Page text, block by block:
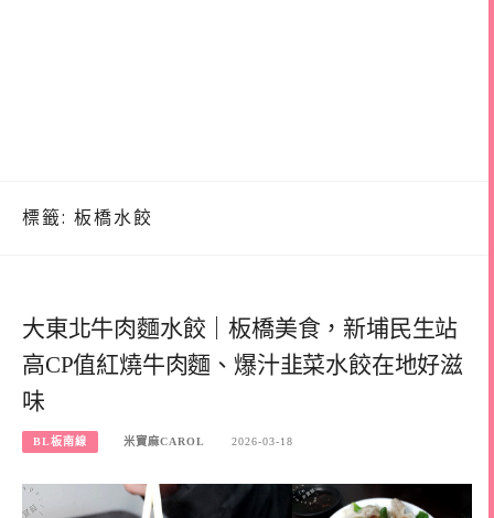
標籤: 板橋水餃
大東北牛肉麵水餃｜板橋美食，新埔民生站
高CP值紅燒牛肉麵、爆汁韭菜水餃在地好滋
味
BL板南線 米寶麻CAROL 2026-03-18